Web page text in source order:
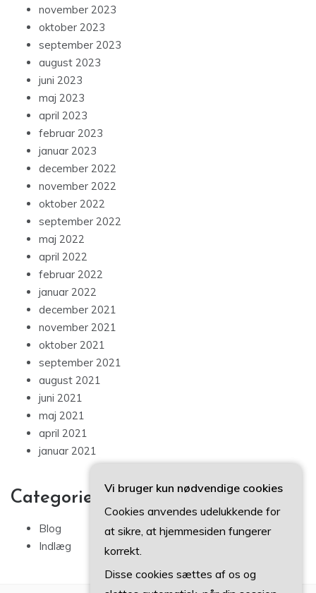
november 2023
oktober 2023
september 2023
august 2023
juni 2023
maj 2023
april 2023
februar 2023
januar 2023
december 2022
november 2022
oktober 2022
september 2022
maj 2022
april 2022
februar 2022
januar 2022
december 2021
november 2021
oktober 2021
september 2021
august 2021
juni 2021
maj 2021
april 2021
januar 2021
Categories
Blog
Indlæg
Vi bruger kun nødvendige cookies
Cookies anvendes udelukkende for
at sikre, at hjemmesiden fungerer
korrekt.
Disse cookies sættes af os og